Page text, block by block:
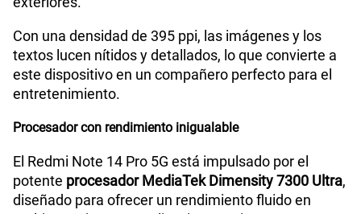
Con una densidad de 395 ppi, las imágenes y los
textos lucen nítidos y detallados, lo que convierte a
este dispositivo en un compañero perfecto para el
entretenimiento.
Procesador con rendimiento inigualable
El Redmi Note 14 Pro 5G está impulsado por el
potente procesador MediaTek Dimensity 7300 Ultra,
diseñado para ofrecer un rendimiento fluido en